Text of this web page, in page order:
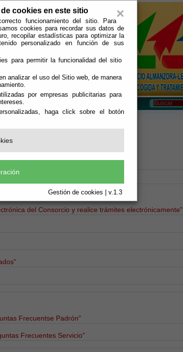
×
cookies en este sitio
funcionamiento del sitio. Para
cookies para recordar sus datos de
recopilar estadísticas para optimizar la
personalizado en función de sus
para permitir la funcionalidad del sitio
analizar el uso del Sitio web, de manera
por empresas publicitarias para
haga click sobre el botón
Gestión de cookies | v.1.3
del Consorcio y realice trámites electrónicamente"
Frecuentse Padrón"
Frecuentes Servicio"